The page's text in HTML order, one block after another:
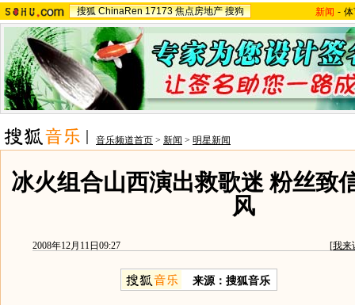
搜狐 ChinaRen 17173 焦点房地产 搜狗 新闻 -
音乐频道首页 > 新闻 > 明星新闻
冰火组合山西演出救歌迷 粉丝致
风
2008年12月11日09:27 [我来
来源：搜狐音乐